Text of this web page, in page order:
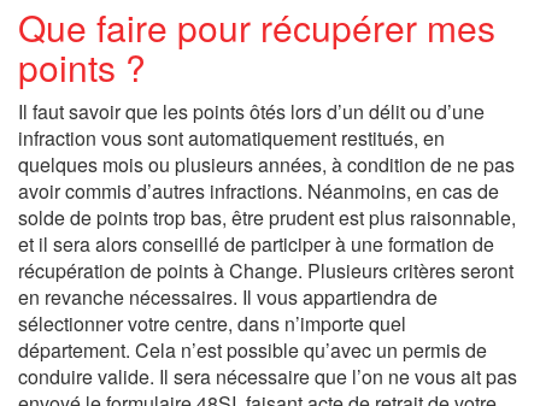
Que faire pour récupérer mes
points ?
Il faut savoir que les points ôtés lors d’un délit ou d’une
infraction vous sont automatiquement restitués, en
quelques mois ou plusieurs années, à condition de ne pas
avoir commis d’autres infractions. Néanmoins, en cas de
solde de points trop bas, être prudent est plus raisonnable,
et il sera alors conseillé de participer à une formation de
récupération de points à Change. Plusieurs critères seront
en revanche nécessaires. Il vous appartiendra de
sélectionner votre centre, dans n’importe quel
département. Cela n’est possible qu’avec un permis de
conduire valide. Il sera nécessaire que l’on ne vous ait pas